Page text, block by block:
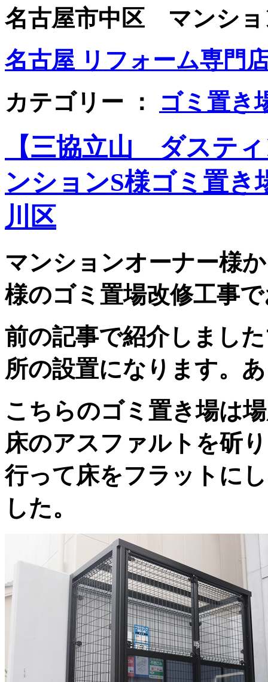
名古屋市中区 マンシ
名古屋 リフォーム専門
カテゴリー ：
ゴミ置き
【三協立山 ダステ
ンションS様ゴミ置
川区
マンションオーナー様
様のゴミ置場改修工事
前の記事で紹介しまし
所の設置になります。
こちらのゴミ置き場は
床のアスファルトを斫
行って床をフラットに
した。